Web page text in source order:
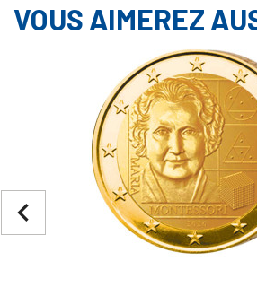
VOUS AIMEREZ
navigate_before